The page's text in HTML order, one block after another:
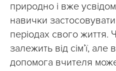
природно і вже
навички
періодах свого життя.
залежить від сім’ї, але
допомога вчителя